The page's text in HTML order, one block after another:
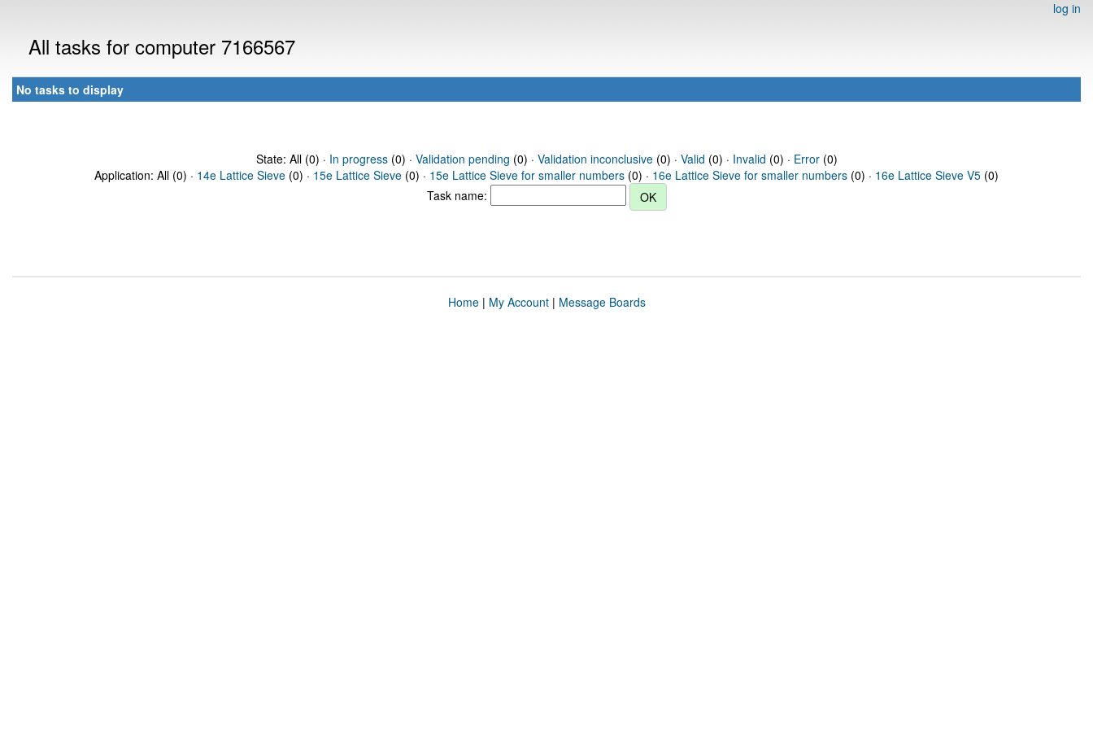
log in
All tasks for computer 7166567
No tasks to display
State: All (0) · In progress(0) · Validation pending (0) · Validation inconclusive(0) · Valid (0) · Invalid (0) · Error(0)
Application: All (0) · 14e Lattice Sieve (0) · 15e Lattice Sieve (0) · 15e Lattice Sieve for smaller numbers (0) · 16e Lattice Sieve for smaller numbers (0) · 16e Lattice Sieve V5 (0)
Task name:
Home| My Account| Message Boards